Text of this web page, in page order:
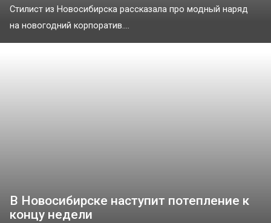
Стилист из Новосибирска рассказала про модный наряд
на новогодний корпоратив....
В Новосибирске наступит потепление к
концу недели